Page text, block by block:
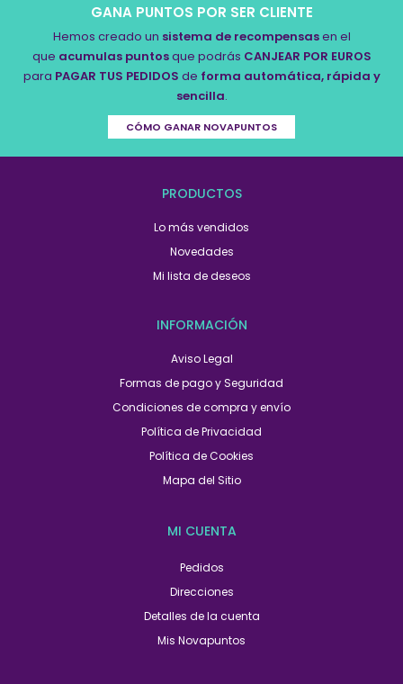
GANA PUNTOS POR SER CLIENTE
Hemos creado un sistema de recompensasen el
que acumulas puntosque podrás CANJEAR POR EUROS
para PAGAR TUS PEDIDOS de forma automática, rápida y
sencilla.
CÓMO GANAR NOVAPUNTOS
PRODUCTOS
Lo más vendidos
Novedades
Mi lista de deseos
INFORMACIÓN
Aviso Legal
Formas de pago y Seguridad
Condiciones de compra y envío
Política de Privacidad
Política de Cookies
Mapa del Sitio
MI CUENTA
Pedidos
Direcciones
Detalles de la cuenta
Mis Novapuntos